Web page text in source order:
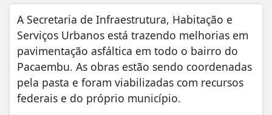
A Secretaria de Infraestrutura, Habitação e
Serviços Urbanos está trazendo melhorias em
pavimentação asfáltica em todo o bairro do
Pacaembu. As obras estão sendo coordenadas
pela pasta e foram viabilizadas com recursos
federais e do próprio município.